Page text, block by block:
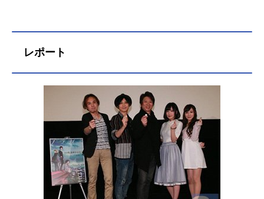
クターを多く演じています。こちら
レポート